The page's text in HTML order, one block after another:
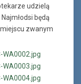
udzielą
będą
zwanym